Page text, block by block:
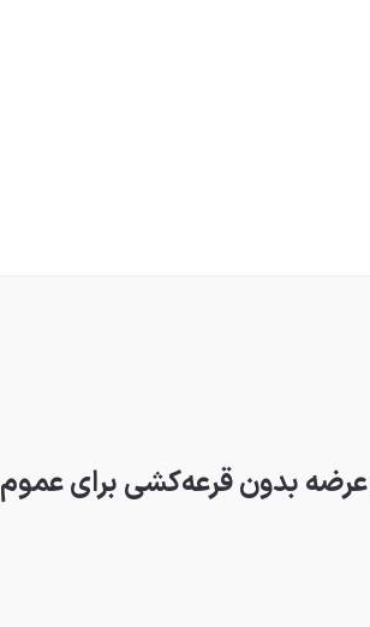
عرضه بدون قرعه‌کشی برای عموم